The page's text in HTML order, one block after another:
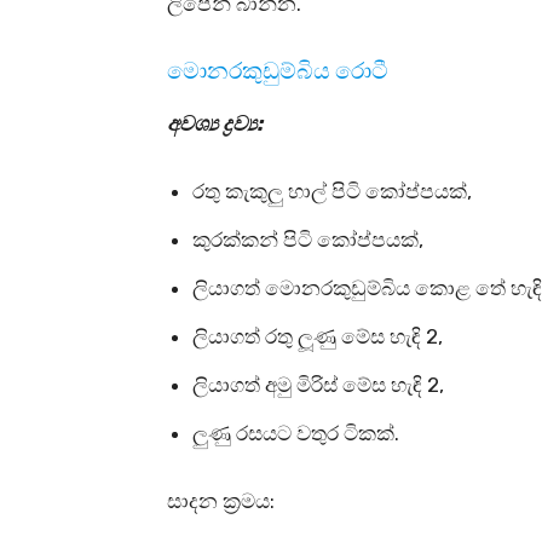
මොනරකුඩුම්බිය රොටී
අවශ්‍ය ද්‍රව්‍ය:
රතු කැකුලු හාල් පිටි කෝප්පයක්,
කුරක්කන් පිටි කෝප්පයක්,
ලියාගත් මොනරකුඩුම්බිය කොළ තේ
ලියාගත් රතු ලූණු මේස හැඳි 2,
ලියාගත් අමු මිරිස් මේස හැඳි 2,
ලුණු රසයට වතුර ටිකක්.
සාදන ක්‍රමය: